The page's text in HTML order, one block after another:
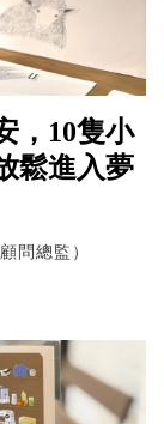
，10隻小
鬆進入夢
問總監）